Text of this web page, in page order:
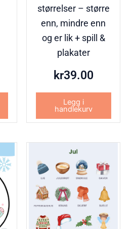
størrelser – større
enn, mindre enn
og er lik + spill &
plakater
kr39.00
Legg i
handlekurv